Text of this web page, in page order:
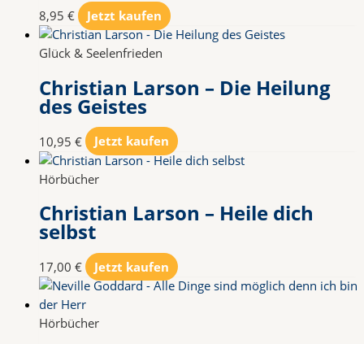
8,95 € Jetzt kaufen
Glück & Seelenfrieden
Christian Larson – Die Heilung
des Geistes
10,95 € Jetzt kaufen
Hörbücher
Christian Larson – Heile dich
selbst
17,00 € Jetzt kaufen
Hörbücher